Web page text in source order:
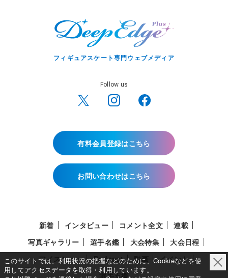
フィギュアスケート専門ウェブメディア
Follow us
有料会員登録はこちら
お問い合わせはこちら
新着 インタビュー コメント全文
連載
写真ギャラリー
選手名鑑 大会特集
大会日程
アイスショー
Podcast 動画
イベント
選手支援
このサイトでは、利用状況の把握などのために、Cookieなどを使
用してアクセスデータを取得・利用しています。